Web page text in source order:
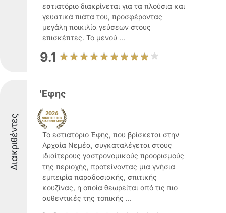
εστιατόριο διακρίνεται για τα πλούσια και
γευστικά πιάτα του, προσφέροντας
μεγάλη ποικιλία γεύσεων στους
επισκέπτες. Το μενού ...
9.1
Διακριθέντες
'Εφης
Το εστιατόριο Έφης, που βρίσκεται στην
Αρχαία Νεμέα, συγκαταλέγεται στους
ιδιαίτερους γαστρονομικούς προορισμούς
της περιοχής, προτείνοντας μια γνήσια
εμπειρία παραδοσιακής, σπιτικής
κουζίνας, η οποία θεωρείται από τις πιο
αυθεντικές της τοπικής ...